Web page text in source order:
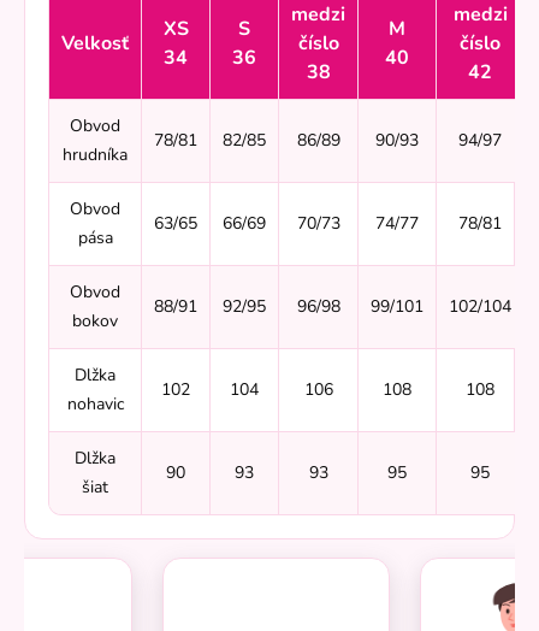
Velkosť
XS
34
S
36
medzi
číslo
38
M
40
medzi
číslo
42
Obvod
hrudníka
78/81 82/85 86/89 90/93 94/97
Obvod
pása
63/65 66/69 70/73 74/77 78/81
Obvod
bokov
88/91 92/95 96/98 99/101 102/104
Dlžka
nohavic
102 104 106 108 108
Dlžka
šiat
90 93 93 95 95